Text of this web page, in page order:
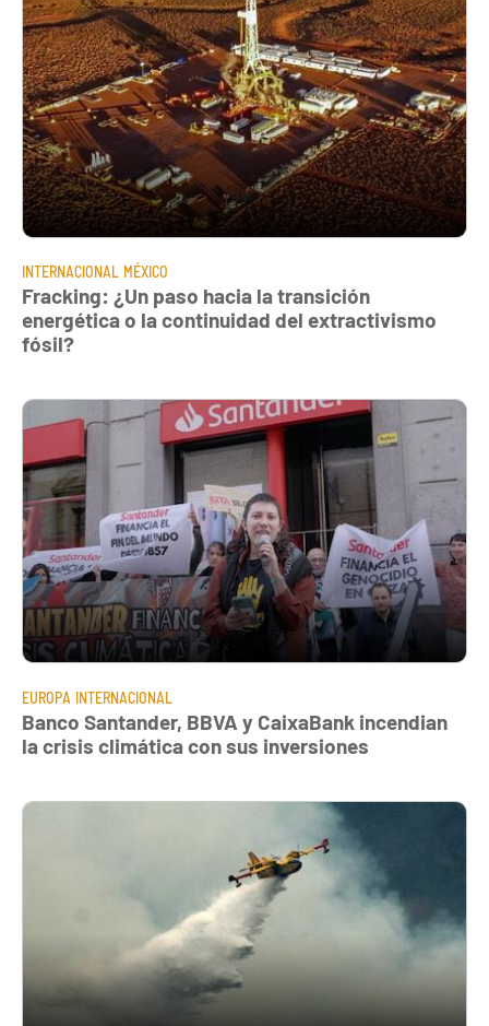
INTERNACIONAL MÉXICO
Fracking: ¿Un paso hacia la transición
energética o la continuidad del extractivismo
fósil?
EUROPA INTERNACIONAL
Banco Santander, BBVA y CaixaBank incendian
la crisis climática con sus inversiones